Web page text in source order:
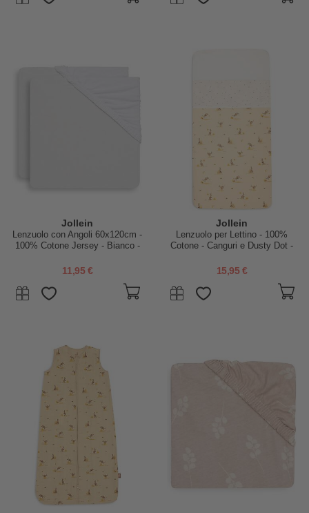
Jollein
Lenzuolo con Angoli 60x120cm -
100% Cotone Jersey - Bianco -
11,95 €
Jollein
Lenzuolo per Lettino - 100%
Cotone - Canguri e Dusty Dot -
15,95 €